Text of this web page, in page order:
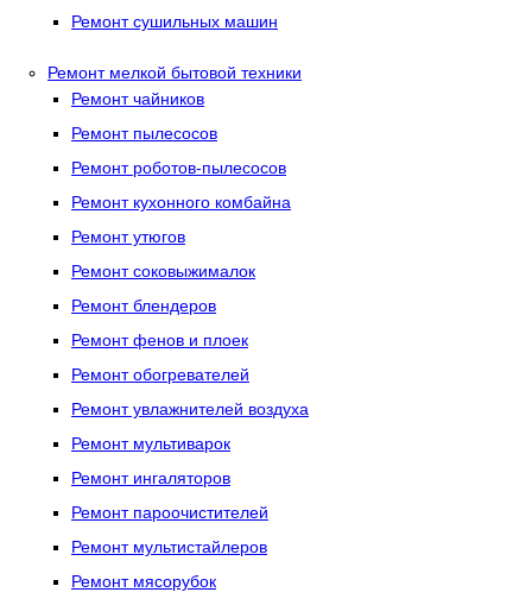
Ремонт сушильных машин
Ремонт мелкой бытовой техники
Ремонт чайников
Ремонт пылесосов
Ремонт роботов-пылесосов
Ремонт кухонного комбайна
Ремонт утюгов
Ремонт соковыжималок
Ремонт блендеров
Ремонт фенов и плоек
Ремонт обогревателей
Ремонт увлажнителей воздуха
Ремонт мультиварок
Ремонт ингаляторов
Ремонт пароочистителей
Ремонт мультистайлеров
Ремонт мясорубок